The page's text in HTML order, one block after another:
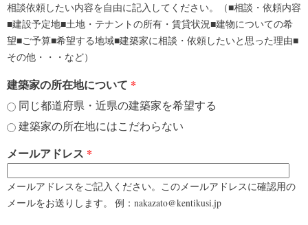
相談依頼したい内容を自由に記入してください。（■相談・依頼内容
■建設予定地■土地・テナントの所有・賃貸状況■建物についての希
望■ご予算■希望する地域■建築家に相談・依頼したいと思った理由■
その他・・・など）
建築家の所在地について *
同じ都道府県・近県の建築家を希望する
建築家の所在地にはこだわらない
メールアドレス *
メールアドレスをご記入ください。このメールアドレスに確認用の
メールをお送りします。 例：nakazato@kentikusi.jp